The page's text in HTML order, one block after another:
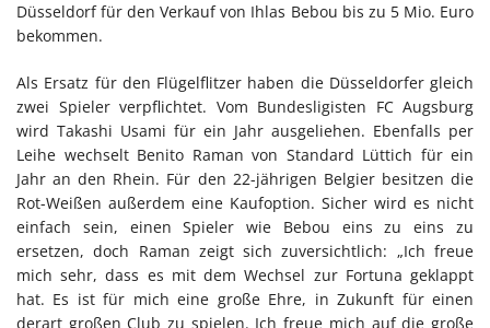
Düsseldorf für den Verkauf von Ihlas Bebou bis zu 5 Mio. Euro
bekommen.
Als Ersatz für den Flügelflitzer haben die Düsseldorfer gleich
zwei Spieler verpflichtet. Vom Bundesligisten FC Augsburg
wird Takashi Usami für ein Jahr ausgeliehen. Ebenfalls per
Leihe wechselt Benito Raman von Standard Lüttich für ein
Jahr an den Rhein. Für den 22-jährigen Belgier besitzen die
Rot-Weißen außerdem eine Kaufoption. Sicher wird es nicht
einfach sein, einen Spieler wie Bebou eins zu eins zu
ersetzen, doch Raman zeigt sich zuversichtlich: „Ich freue
mich sehr, dass es mit dem Wechsel zur Fortuna geklappt
hat. Es ist für mich eine große Ehre, in Zukunft für einen
derart großen Club zu spielen. Ich freue mich auf die große